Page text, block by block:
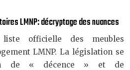
LMNP: décryptage des nuances
officielle des meubles
LMNP. La législation se
de « décence » et de